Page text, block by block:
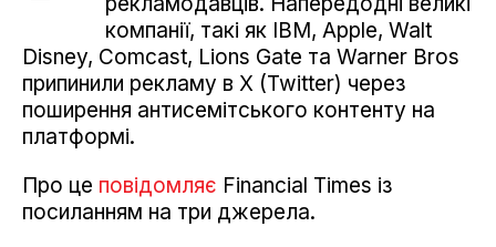
компанії, такі як IBM, Apple, Walt
Disney, Comcast, Lions Gate та Warner Bros
припинили рекламу в X (Twitter) через
поширення антисемітського контенту на
платформі.
Про це повідомляє Financial Times із
посиланням на три джерела.